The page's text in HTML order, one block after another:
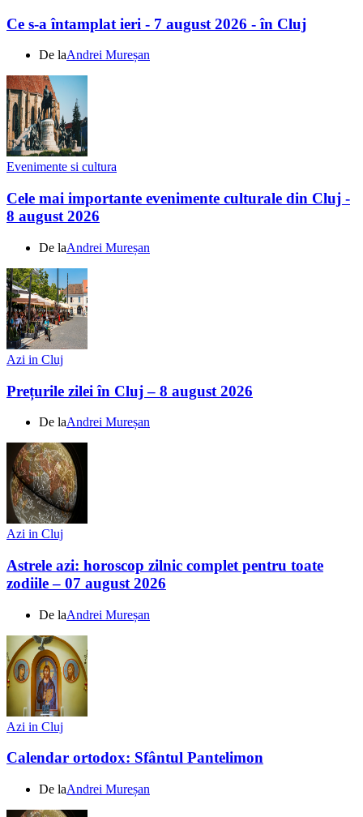
Ce s-a întamplat ieri - 7 august 2026 - în Cluj
De laAndrei Mureșan
Evenimente si cultura
Cele mai importante evenimente culturale din Cluj -
8 august 2026
De laAndrei Mureșan
Azi in Cluj
Prețurile zilei în Cluj – 8 august 2026
De laAndrei Mureșan
Azi in Cluj
Astrele azi: horoscop zilnic complet pentru toate
zodiile – 07 august 2026
De laAndrei Mureșan
Azi in Cluj
Calendar ortodox: Sfântul Pantelimon
De laAndrei Mureșan